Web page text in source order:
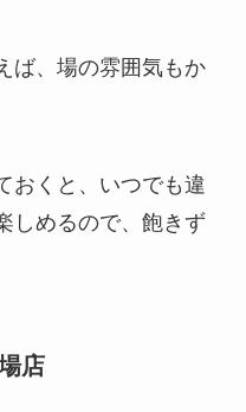
ば、場の雰囲気もか
おくと、いつでも違
しめるので、飽きず
店